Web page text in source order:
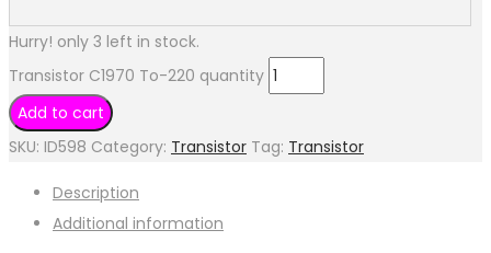
Hurry! only 3 left in stock.
Transistor C1970 To-220 quantity
Add to cart
SKU: ID598 Category: Transistor Tag: Transistor
Description
Additional information